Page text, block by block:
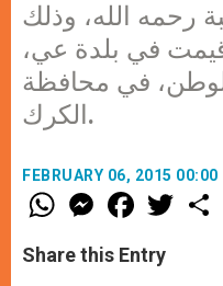
رحمه الله، وذلك
في بلدة عي،
في محافظة
الكرك.
FEBRUARY 06, 2015 00:00
W
h
t
s
M
e
s
e
F
a
e
b
w
Share this Entry